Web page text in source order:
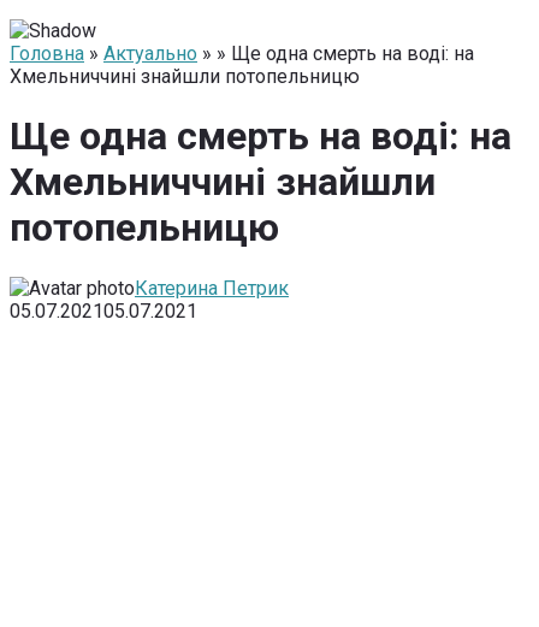
Головна » Актуально » » Ще одна смерть на воді: на
Хмельниччині знайшли потопельницю
Ще одна смерть на воді: на
Хмельниччині знайшли
потопельницю
Катерина Петрик
05.07.202105.07.2021